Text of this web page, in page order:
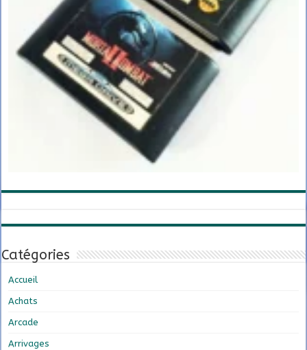
Catégories
Accueil
Achats
Arcade
Arrivages